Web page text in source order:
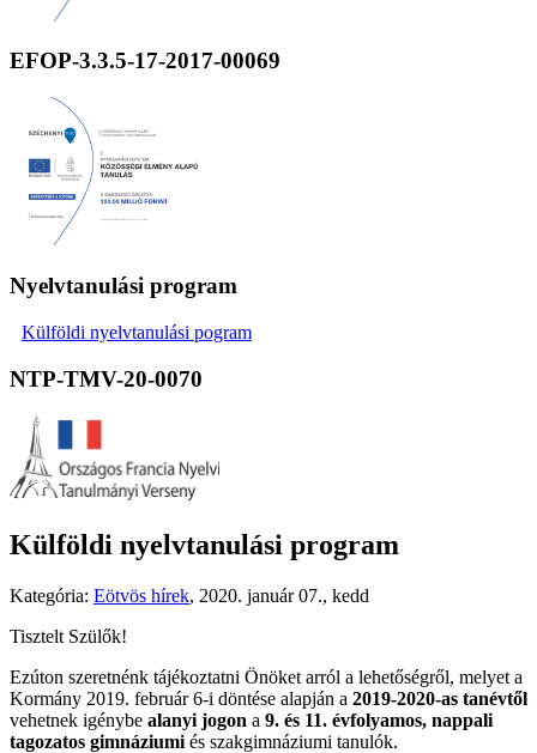
EFOP-3.3.5-17-2017-00069
Nyelvtanulási program
Külföldi nyelvtanulási pogram
NTP-TMV-20-0070
Külföldi nyelvtanulási program
Kategória: Eötvös hírek, 2020. január 07., kedd
Tisztelt Szülők!
Ezúton szeretnénk tájékoztatni Önöket arról a lehetőségről, melyet a
Kormány 2019. február 6-i döntése alapján a 2019-2020-as tanévtől
vehetnek igénybe alanyi jogon a 9. és 11. évfolyamos, nappali
tagozatos gimnáziumi és szakgimnáziumi tanulók.